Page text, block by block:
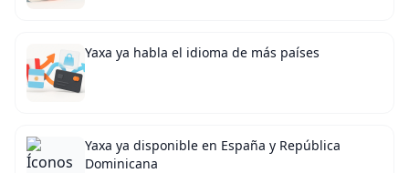
Yaxa ya habla el idioma de más países
Yaxa ya disponible en España y República
Dominicana